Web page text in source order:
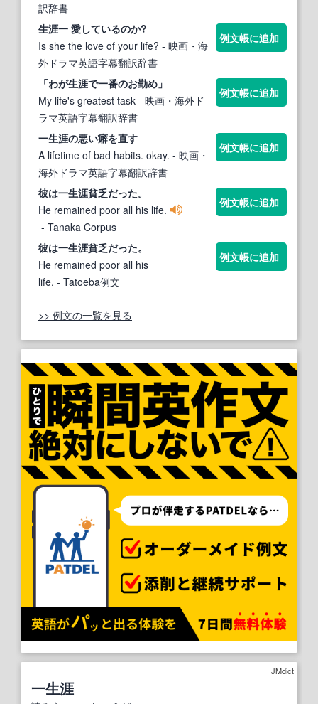
訳辞書
生涯一 愛しているのか?
Is she the love of your life? - 映画・海
外ドラマ英語字幕翻訳辞書
例文帳に追加
「わが生涯で一番のお勤め」
My life's greatest task - 映画・海外ド
ラマ英語字幕翻訳辞書
例文帳に追加
一生涯の悪い癖を直す
A lifetime of bad habits. okay. - 映画・
海外ドラマ英語字幕翻訳辞書
例文帳に追加
彼は一生涯貧乏だった。
He remained poor all his life.
- Tanaka Corpus
例文帳に追加
彼は一生涯貧乏だった。
He remained poor all his
life. - Tatoeba例文
例文帳に追加
>> 例文の一覧を見る
JMdict
一生涯